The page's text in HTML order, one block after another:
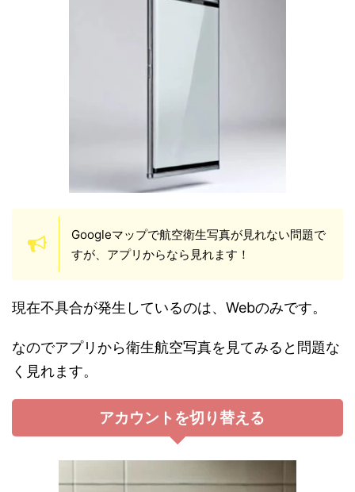
Googleマップで航空衛生写真が見れない問題で
すが、アプリからなら見れます！
現在不具合が発生しているのは、Webのみです。
なのでアプリから衛生航空写真を見てみると問題な
く見れます。
アカウントを切り替える